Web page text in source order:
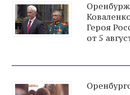
Героя
от 5